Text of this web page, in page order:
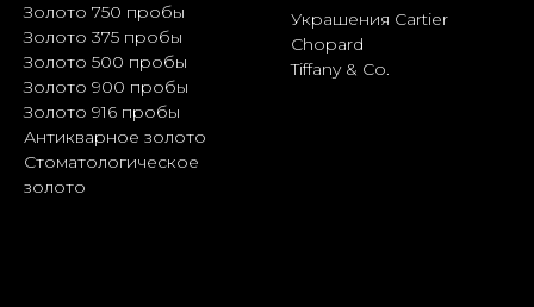
Золото 750 пробы
Золото 375 пробы
Золото 500 пробы
Золото 900 пробы
Золото 916 пробы
Антикварное золото
Стоматологическое
золото
Украшения Cartier
Chopard
Tiffany & Co.